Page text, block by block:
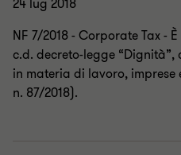
24 lug 2018
NF 7/2018 - Corporate Tax -
c.d. decreto-legge
in materia di lavoro, imprese
n. 87/2018).